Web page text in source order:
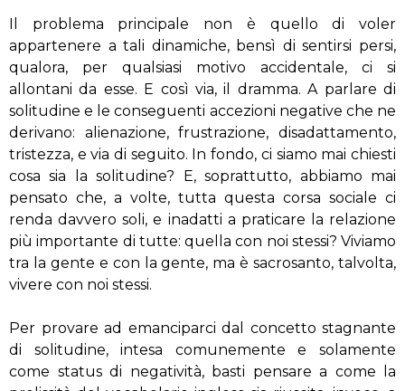
Il problema principale non è quello di voler
appartenere a tali dinamiche, bensì di sentirsi persi,
qualora, per qualsiasi motivo accidentale, ci si
allontani da esse. E così via, il dramma. A parlare di
solitudine e le conseguenti accezioni negative che ne
derivano: alienazione, frustrazione, disadattamento,
tristezza, e via di seguito. In fondo, ci siamo mai chiesti
cosa sia la solitudine? E, soprattutto, abbiamo mai
pensato che, a volte, tutta questa corsa sociale ci
renda davvero soli, e inadatti a praticare la relazione
più importante di tutte: quella con noi stessi? Viviamo
tra la gente e con la gente, ma è sacrosanto, talvolta,
vivere con noi stessi.
Per provare ad emanciparci dal concetto stagnante
di solitudine, intesa comunemente e solamente
come status di negatività, basti pensare a come la